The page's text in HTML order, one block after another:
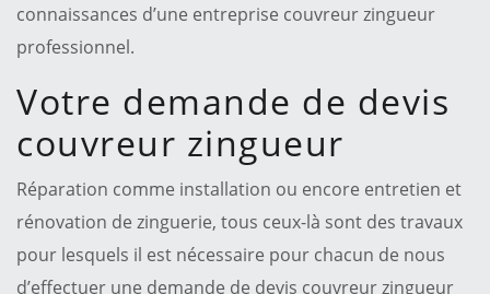
connaissances d’une entreprise couvreur zingueur
professionnel.
Votre demande de devis
couvreur zingueur
Réparation comme installation ou encore entretien et
rénovation de zinguerie, tous ceux-là sont des travaux
pour lesquels il est nécessaire pour chacun de nous
d’effectuer une demande de devis couvreur zingueur